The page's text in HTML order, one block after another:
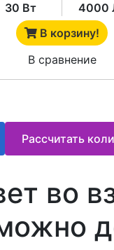
30 Вт
4000
В корзину!
В сравнение
Рассчитать
во